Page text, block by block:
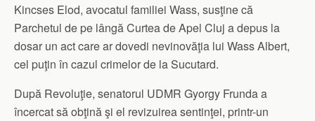
Kincses Elod, avocatul familiei Wass, susţine că
Parchetul de pe lângă Curtea de Apel Cluj a depus la
dosar un act care ar dovedi nevinovăţia lui Wass Albert,
cel puţin în cazul crimelor de la Sucutard.
După Revoluţie, senatorul UDMR Gyorgy Frunda a
încercat să obţină şi el revizuirea sentinţei, printr-un